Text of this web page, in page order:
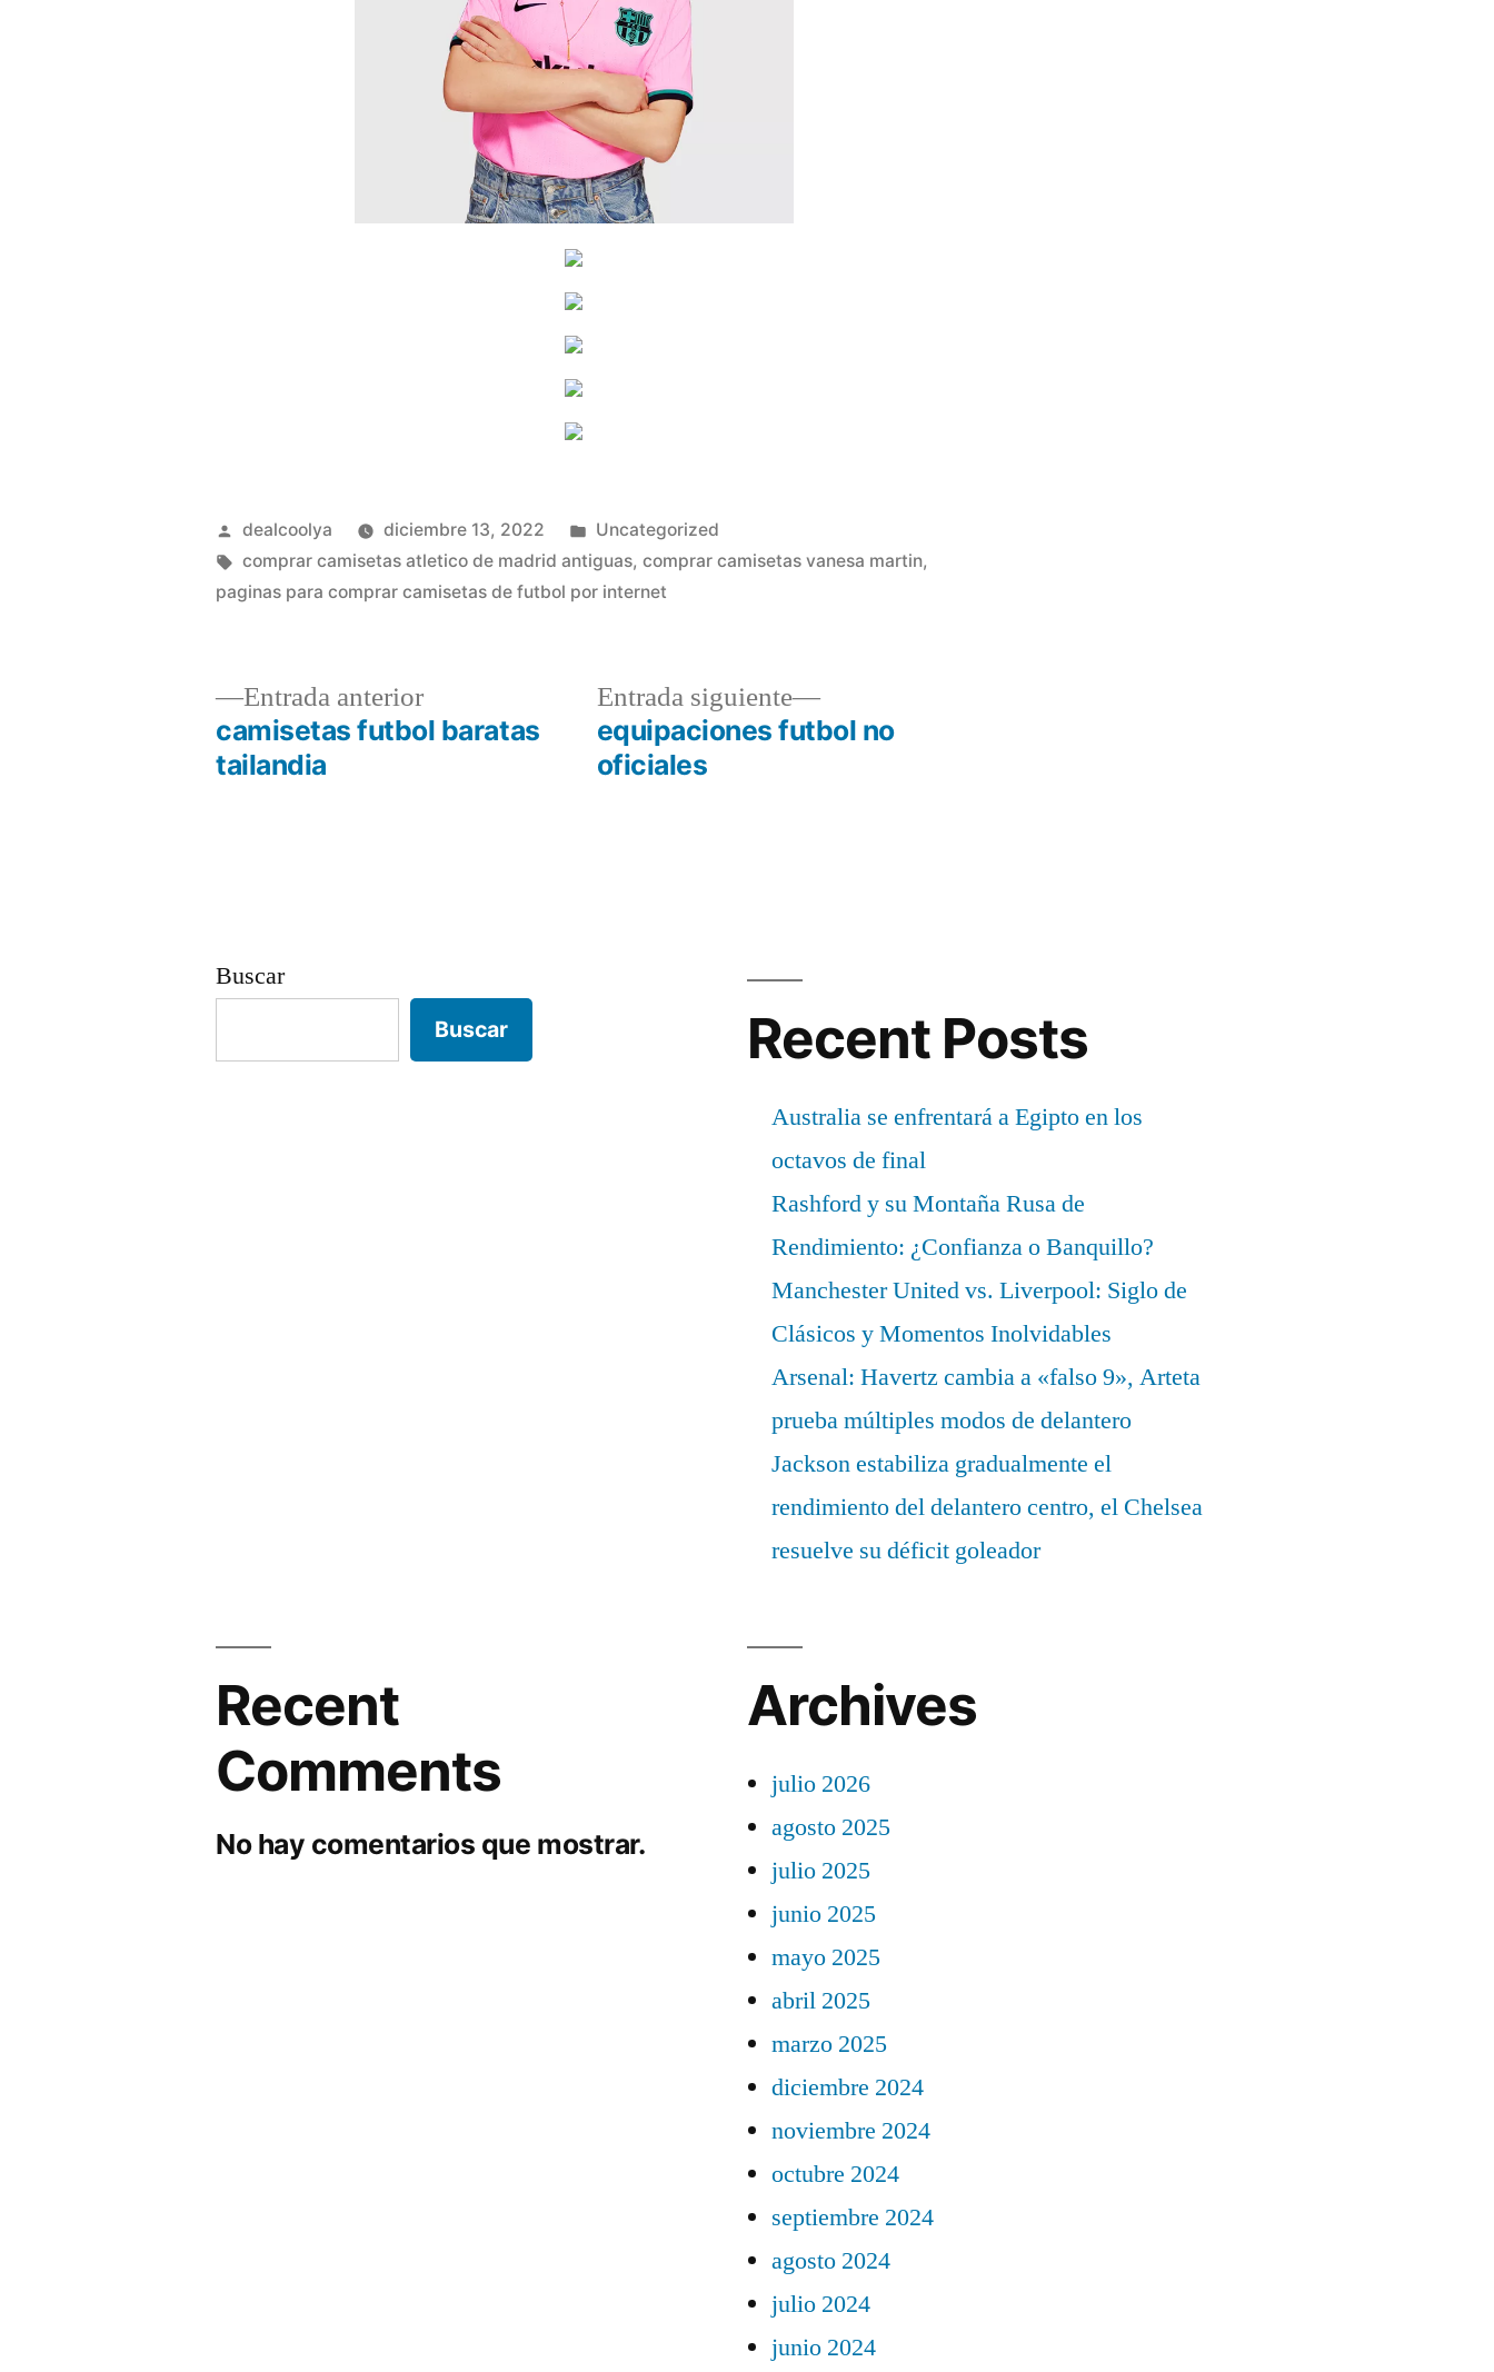
Publicado
por
dealcoolya diciembre 13, 2022
Publicado
en
Uncategorized
Etiquetas:
comprar camisetas atletico de madrid antiguas,comprar camisetas vanesa martin,
paginas para comprar camisetas de futbol por internet
Navegación
Entrada anteriorEntrada
anterior:
camisetas futbol baratas
tailandia
Entrada siguiente
Entrada
siguiente:
equipaciones futbol no
oficiales
Buscar
Buscar Recent Posts
Australia se enfrentará a Egipto en los
octavos de final
Rashford y su Montaña Rusa de
Rendimiento: ¿Confianza o Banquillo?
Manchester United vs. Liverpool: Siglo de
Clásicos y Momentos Inolvidables
Arsenal: Havertz cambia a «falso 9», Arteta
prueba múltiples modos de delantero
Jackson estabiliza gradualmente el
rendimiento del delantero centro, el Chelsea
resuelve su déficit goleador
Recent
Comments
No hay comentarios que mostrar.
Archives
julio 2026
agosto 2025
julio 2025
junio 2025
mayo 2025
abril 2025
marzo 2025
diciembre 2024
noviembre 2024
octubre 2024
septiembre 2024
agosto 2024
julio 2024
junio 2024